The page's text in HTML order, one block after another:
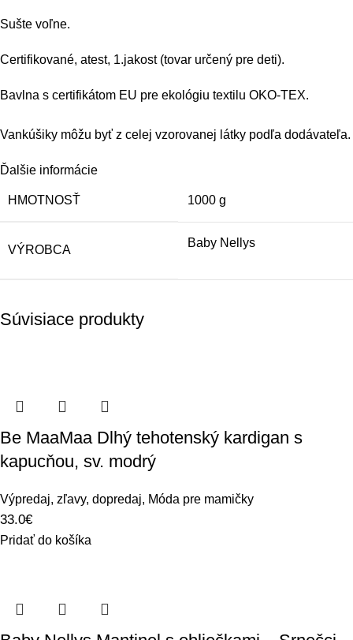
Sušte voľne.
Certifikované, atest, 1.jakost (tovar určený pre deti).
Bavlna s certifikátom EU pre ekológiu textilu OKO-TEX.
Vankúšiky môžu byť z celej vzorovanej látky podľa dodávateľa.
Ďalšie informácie
HMOTNOSŤ 1000 g
VÝROBCA
Baby Nellys
Súvisiace produkty
Be MaaMaa Dlhý tehotenský kardigan s
kapucňou, sv. modrý
Výpredaj, zľavy, dopredaj, Móda pre mamičky
33.0€
Pridať do košíka